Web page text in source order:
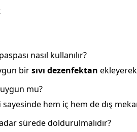
nasıl kullanılır?
birsıvı dezenfektan
mu?
sayesinde hem iç hem de dış
sürede doldurulmalıdır?